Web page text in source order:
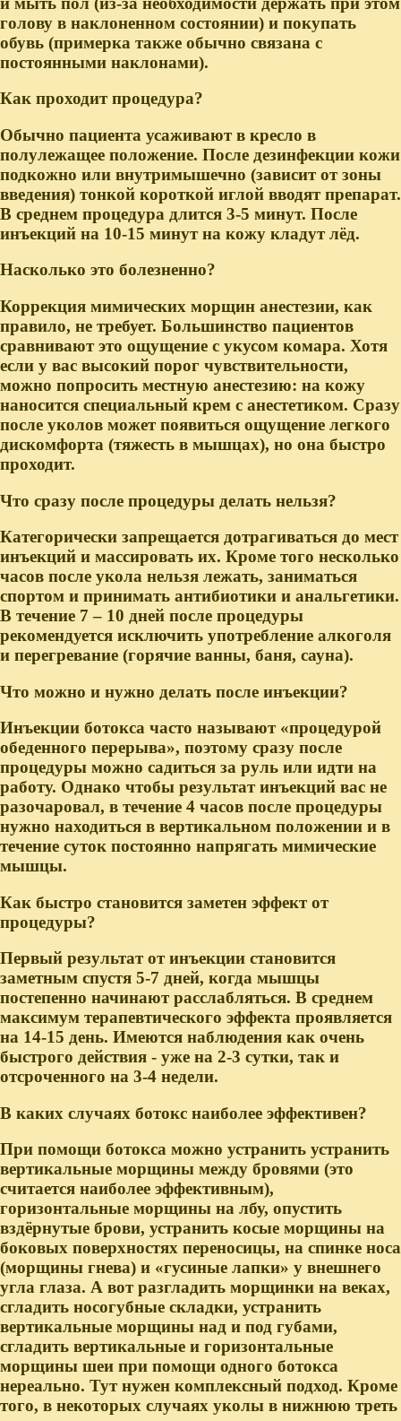
голову в наклоненном состоянии) и покупать
обувь (примерка также обычно связана с
постоянными наклонами).
Как проходит процедура?
Обычно пациента усаживают в кресло в
полулежащее положение. После дезинфекции кожи
подкожно или внутримышечно (зависит от зоны
введения) тонкой короткой иглой вводят препарат.
В среднем процедура длится 3-5 минут. После
инъекций на 10-15 минут на кожу кладут лёд.
Насколько это болезненно?
Коррекция мимических морщин анестезии, как
правило, не требует. Большинство пациентов
сравнивают это ощущение с укусом комара. Хотя
если у вас высокий порог чувствительности,
можно попросить местную анестезию: на кожу
наносится специальный крем с анестетиком. Сразу
после уколов может появиться ощущение легкого
дискомфорта (тяжесть в мышцах), но она быстро
проходит.
Что сразу после процедуры делать нельзя?
Категорически запрещается дотрагиваться до мест
инъекций и массировать их. Кроме того несколько
часов после укола нельзя лежать, заниматься
спортом и принимать антибиотики и анальгетики.
В течение 7 – 10 дней после процедуры
рекомендуется исключить употребление алкоголя
и перегревание (горячие ванны, баня, сауна).
Что можно и нужно делать после инъекции?
Инъекции ботокса часто называют «процедурой
обеденного перерыва», поэтому сразу после
процедуры можно садиться за руль или идти на
работу. Однако чтобы результат инъекций вас не
разочаровал, в течение 4 часов после процедуры
нужно находиться в вертикальном положении и в
течение суток постоянно напрягать мимические
мышцы.
Как быстро становится заметен эффект от
процедуры?
Первый результат от инъекции становится
заметным спустя 5-7 дней, когда мышцы
постепенно начинают расслабляться. В среднем
максимум терапевтического эффекта проявляется
на 14-15 день. Имеются наблюдения как очень
быстрого действия - уже на 2-3 сутки, так и
отсроченного на 3-4 недели.
В каких случаях ботокс наиболее эффективен?
При помощи ботокса можно устранить устранить
вертикальные морщины между бровями (это
считается наиболее эффективным),
горизонтальные морщины на лбу, опустить
вздёрнутые брови, устранить косые морщины на
боковых поверхностях переносицы, на спинке носа
(морщины гнева) и «гусиные лапки» у внешнего
угла глаза. А вот разгладить морщинки на веках,
сгладить носогубные складки, устранить
вертикальные морщины над и под губами,
сгладить вертикальные и горизонтальные
морщины шеи при помощи одного ботокса
нереально. Тут нужен комплексный подход. Кроме
того, в некоторых случаях уколы в нижнюю треть